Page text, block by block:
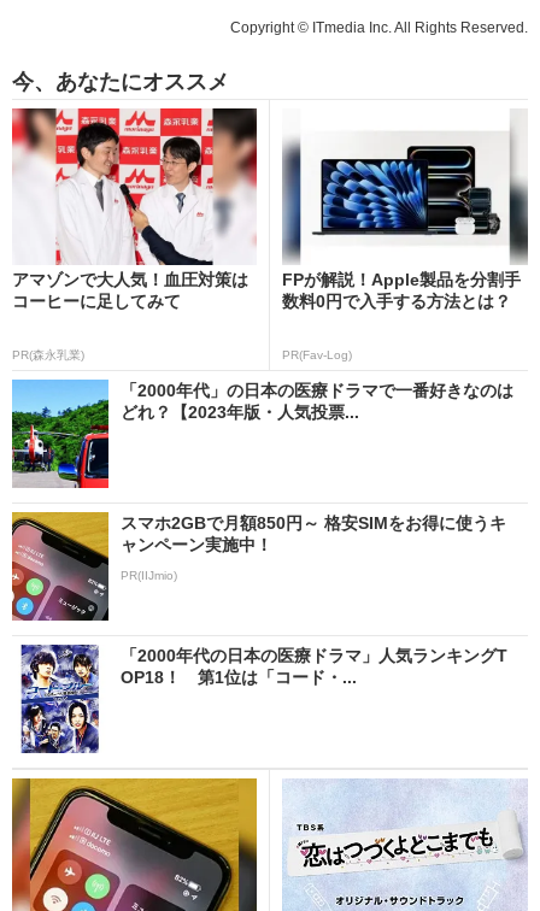
Copyright © ITmedia Inc. All Rights Reserved.
今、あなたにオススメ
アマゾンで大人気！血圧対策は
コーヒーに足してみて
PR(森永乳業)
FPが解説！Apple製品を分割手
数料0円で入手する方法とは？
PR(Fav-Log)
「2000年代」の日本の医療ドラマで一番好きなのは
どれ？【2023年版・人気投票...
スマホ2GBで月額850円～ 格安SIMをお得に使うキ
ャンペーン実施中！
PR(IIJmio)
「2000年代の日本の医療ドラマ」人気ランキングT
OP18！ 第1位は「コード・...